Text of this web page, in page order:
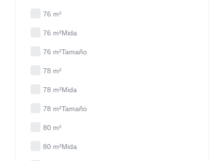
76 m²
76 m²Mida
76 m²Tamaño
78 m²
78 m²Mida
78 m²Tamaño
80 m²
80 m²Mida